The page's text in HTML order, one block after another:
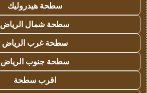
سطحة هيدروليك
سطحة شمال الرياض
سطحة غرب الرياض
سطحة جنوب الرياض
اقرب سطحة